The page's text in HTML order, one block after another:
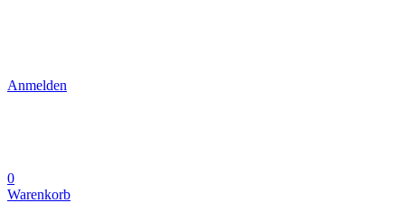
Anmelden
0
Warenkorb